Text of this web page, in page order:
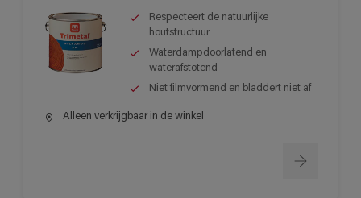
Respecteert de natuurlijke
houtstructuur
Waterdampdoorlatend en
waterafstotend
Niet filmvormend en bladdert niet af
Alleen verkrijgbaar in de winkel